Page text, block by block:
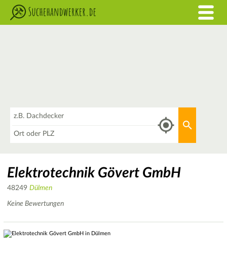
Elektrotechnik Gövert GmbH
48249 Dülmen
Keine Bewertungen